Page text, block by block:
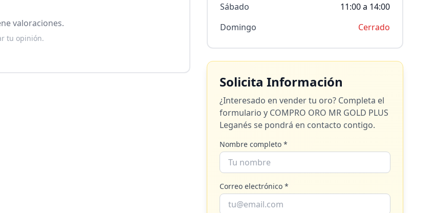
valoraciones.
tu opinión.
Sábado
11:00 a 14:00
Domingo
Cerrado
Solicita Información
¿Interesado en vender tu oro? Completa el
formulario y COMPRO ORO MR GOLD PLUS
Leganés se pondrá en contacto contigo.
Nombre completo *
Correo electrónico *